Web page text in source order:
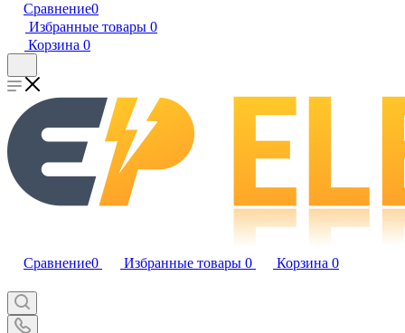
Сравнение0
Избранные товары 0
Корзина 0
Сравнение0 Избранные товары 0 Корзина 0